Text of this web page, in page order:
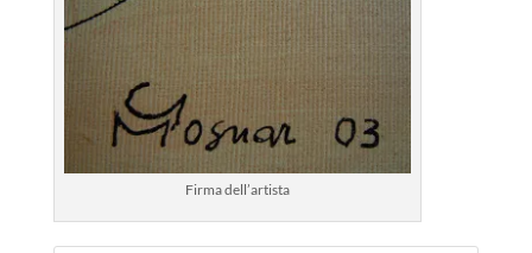
Firma dell’artista